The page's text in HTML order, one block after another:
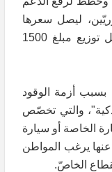
ليصل سعرها
رسمياً إلى حوالي 200-250 ليرة، مقابل توزيع مبلغ 1500
بسبب أزمة الوقود
والتي تخصّص
الخاصة أو سيارة
يرغب المواطن
الخاصّ.